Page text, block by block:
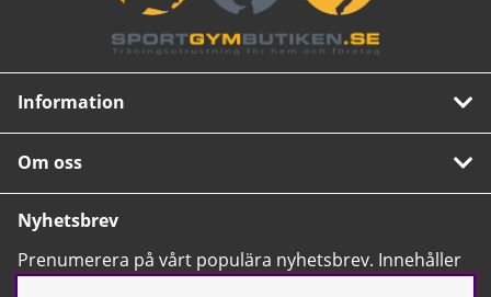
Information
Om oss
Nyhetsbrev
Prenumerera på vårt populära nyhetsbrev. Innehåller
tips, nyheter och våra allra bästa erbjudanden.